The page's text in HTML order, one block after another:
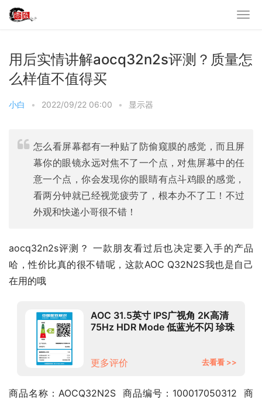
用后实情讲解aocq32n2s评测？质量怎
么样值不值得买
小白 • 2022/09/22 06:00 • 显示器
怎么看屏幕都有一种贴了防偷窥膜的感觉，而且屏
幕你的眼镜永远对焦不了一个点，对焦屏幕中的任
意一个点，你会发现你的眼睛有点斗鸡眼的感觉，
看两分钟就已经视觉疲劳了，根本办不了工！不过
外观和快递小哥很不错！
aocq32n2s评测？ 一款朋友看过后也决定要入手的产品
哈，性价比真的很不错呢，这款AOC Q32N2S我也是自己
在用的哦
AOC 31.5英寸 IPS广视角 2K高清
75Hz HDR Mode 低蓝光不闪 珍珠
更多评价
去看看 >>
商品名称：AOCQ32N2S  商品编号：100017050312  商